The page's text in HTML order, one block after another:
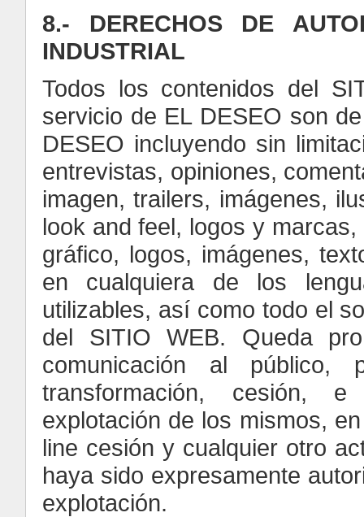
8.- DERECHOS DE
INDUSTRIAL
Todos los contenidos del
servicio de EL DESEO son
DESEO incluyendo sin
entrevistas, opiniones,
imagen, trailers, imágenes,
look and feel, logos y
gráfico, logos, imágenes,
en cualquiera de los
utilizables, así como todo el
del SITIO WEB. Queda
comunicación al público,
transformación, cesión,
explotación de los mismos,
line cesión y cualquier otro
haya sido expresamente
explotación.